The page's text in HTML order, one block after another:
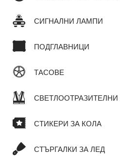
СИГНАЛНИ ЛАМПИ
ПОДГЛАВНИЦИ
ТАСОВЕ
СТИКЕРИ ЗА КОЛА
СТЪРГАЛКИ ЗА ЛЕД